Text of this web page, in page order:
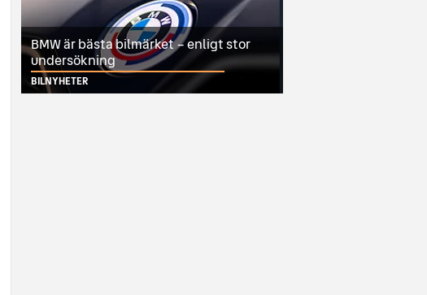
BMW är bästa bilmärket – enligt stor
undersökning
BILNYHETER